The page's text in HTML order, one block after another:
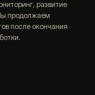
развитие
продолжаем
после окончания